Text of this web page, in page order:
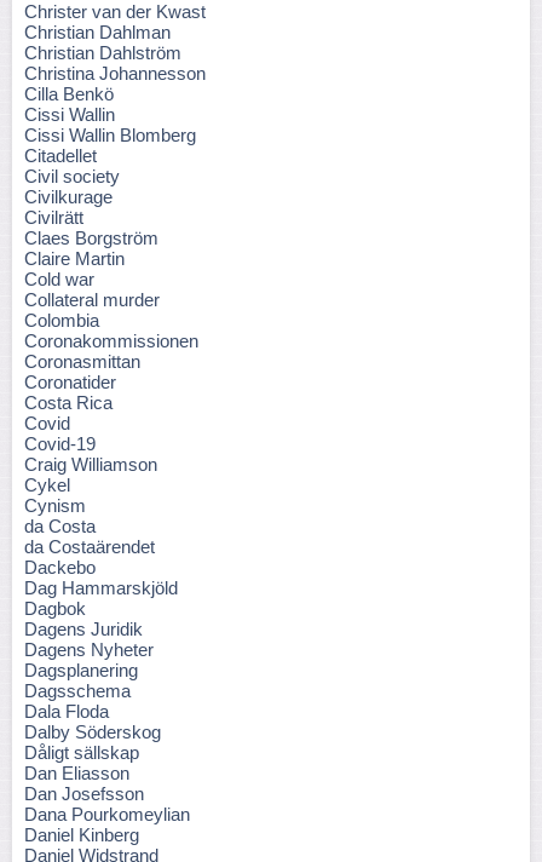
Christer van der Kwast
Christian Dahlman
Christian Dahlström
Christina Johannesson
Cilla Benkö
Cissi Wallin
Cissi Wallin Blomberg
Citadellet
Civil society
Civilkurage
Civilrätt
Claes Borgström
Claire Martin
Cold war
Collateral murder
Colombia
Coronakommissionen
Coronasmittan
Coronatider
Costa Rica
Covid
Covid-19
Craig Williamson
Cykel
Cynism
da Costa
da Costaärendet
Dackebo
Dag Hammarskjöld
Dagbok
Dagens Juridik
Dagens Nyheter
Dagsplanering
Dagsschema
Dala Floda
Dalby Söderskog
Dåligt sällskap
Dan Eliasson
Dan Josefsson
Dana Pourkomeylian
Daniel Kinberg
Daniel Widstrand